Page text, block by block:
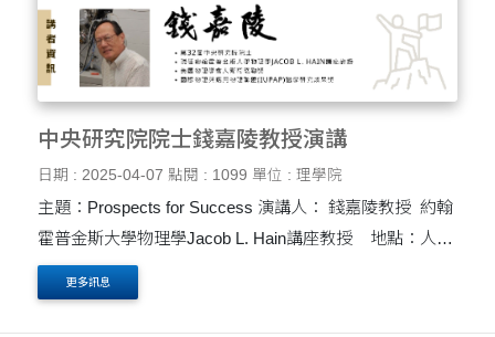
中央研究院院士錢嘉陵教授演講
日期 : 2025-04-07 點閱 : 1099 單位 : 理學院
主題：Prospects for Success 演講人： 錢嘉陵教授 約翰
霍普金斯大學物理學Jacob L. Hain講座教授 地點：人文
大樓 H104教室 時間：4月9日 週三 上午10:20至12:10 錢
嘉陵教授，畢業於東海大....
更多訊息